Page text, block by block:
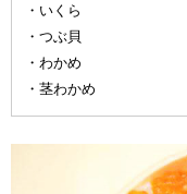
・いくら
・つぶ貝
・わかめ
・茎わかめ